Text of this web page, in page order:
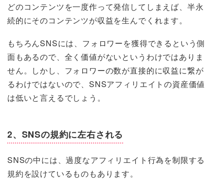
どのコンテンツを一度作って発信してしまえば、半永
続的にそのコンテンツが収益を生んでくれます。
もちろんSNSには、フォロワーを獲得できるという側
面もあるので、全く価値がないというわけではありま
せん。しかし、フォロワーの数が直接的に収益に繋が
るわけではないので、SNSアフィリエイトの資産価値
は低いと言えるでしょう。
2、SNSの規約に左右される
SNSの中には、過度なアフィリエイト行為を制限する
規約を設けているものもあります。